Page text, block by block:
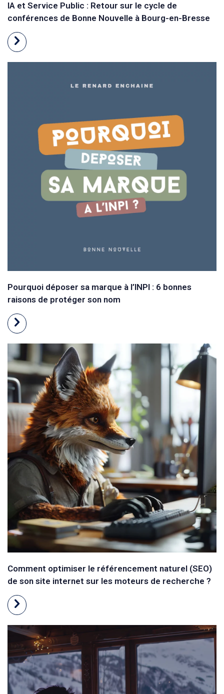
IA et Service Public : Retour sur le cycle de
conférences de Bonne Nouvelle à Bourg-en-Bresse
Pourquoi déposer sa marque à l’INPI : 6 bonnes
raisons de protéger son nom
Comment optimiser le référencement naturel (SEO)
de son site internet sur les moteurs de recherche ?